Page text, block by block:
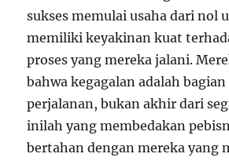
sukses memulai usaha dari nol
memiliki keyakinan kuat
proses yang mereka jalani.
bahwa kegagalan adalah
perjalanan, bukan akhir dari
inilah yang membedakan
bertahan dengan mereka yang